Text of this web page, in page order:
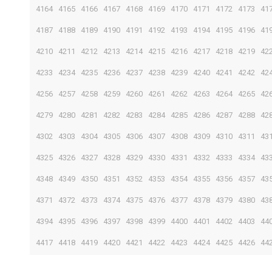
4164 4165 4166 4167 4168 4169 4170 4171 4172 4173
4187 4188 4189 4190 4191 4192 4193 4194 4195 4196
4210 4211 4212 4213 4214 4215 4216 4217 4218 4219
4233 4234 4235 4236 4237 4238 4239 4240 4241 4242
4256 4257 4258 4259 4260 4261 4262 4263 4264 4265
4279 4280 4281 4282 4283 4284 4285 4286 4287 4288
4302 4303 4304 4305 4306 4307 4308 4309 4310 4311
4325 4326 4327 4328 4329 4330 4331 4332 4333 4334
4348 4349 4350 4351 4352 4353 4354 4355 4356 4357
4371 4372 4373 4374 4375 4376 4377 4378 4379 4380
4394 4395 4396 4397 4398 4399 4400 4401 4402 4403
4417 4418 4419 4420 4421 4422 4423 4424 4425 4426